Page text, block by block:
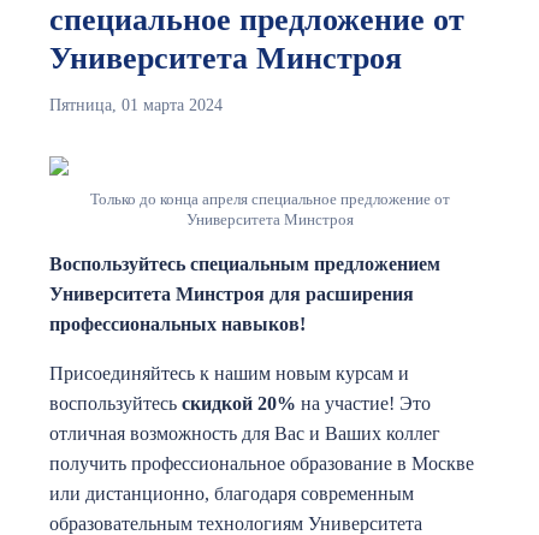
специальное предложение от
Университета Минстроя
Пятница, 01 марта 2024
Только до конца апреля специальное предложение от
Университета Минстроя
Воспользуйтесь специальным предложением
Университета Минстроя для расширения
профессиональных навыков!
Присоединяйтесь к нашим новым курсам и
воспользуйтесь скидкой 20% на участие! Это
отличная возможность для Вас и Ваших коллег
получить профессиональное образование в Москве
или дистанционно, благодаря современным
образовательным технологиям Университета